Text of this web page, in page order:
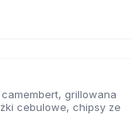
grillowana
cebulowe, chipsy ze